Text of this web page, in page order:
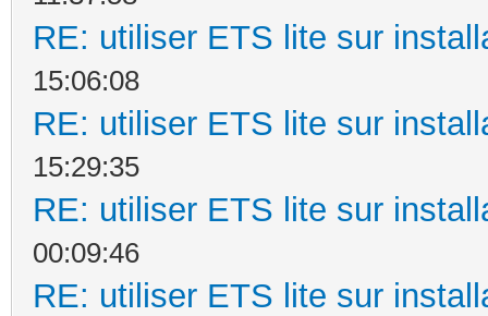
RE: utiliser ETS lite sur
15:06:08
RE: utiliser ETS lite sur
15:29:35
RE: utiliser ETS lite sur
00:09:46
RE: utiliser ETS lite sur